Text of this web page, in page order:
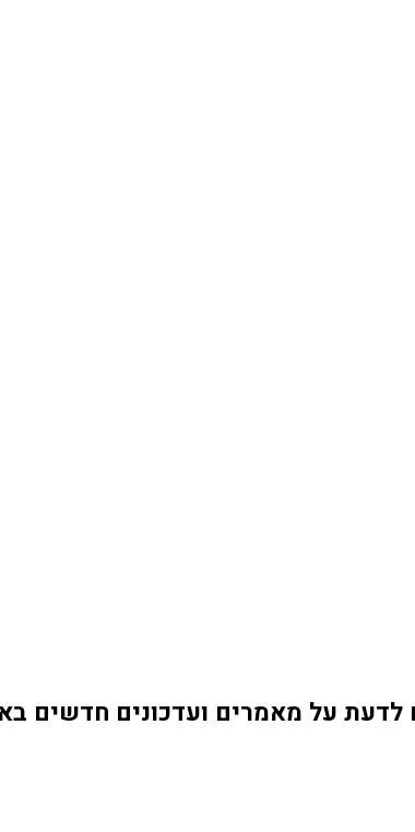
לדעת על מאמרים ועדכונים חדשים